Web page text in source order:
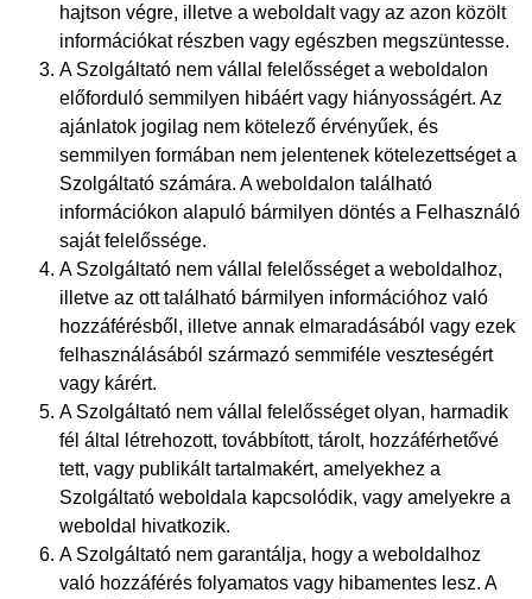
hajtson végre, illetve a weboldalt vagy az azon közölt
információkat részben vagy egészben megszüntesse.
A Szolgáltató nem vállal felelősséget a weboldalon
előforduló semmilyen hibáért vagy hiányosságért. Az
ajánlatok jogilag nem kötelező érvényűek, és
semmilyen formában nem jelentenek kötelezettséget a
Szolgáltató számára. A weboldalon található
információkon alapuló bármilyen döntés a Felhasználó
saját felelőssége.
A Szolgáltató nem vállal felelősséget a weboldalhoz,
illetve az ott található bármilyen információhoz való
hozzáférésből, illetve annak elmaradásából vagy ezek
felhasználásából származó semmiféle veszteségért
vagy kárért.
A Szolgáltató nem vállal felelősséget olyan, harmadik
fél által létrehozott, továbbított, tárolt, hozzáférhetővé
tett, vagy publikált tartalmakért, amelyekhez a
Szolgáltató weboldala kapcsolódik, vagy amelyekre a
weboldal hivatkozik.
A Szolgáltató nem garantálja, hogy a weboldalhoz
való hozzáférés folyamatos vagy hibamentes lesz. A